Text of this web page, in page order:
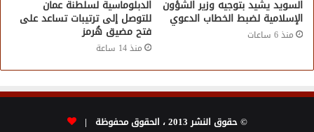
السويد يشيد بتوجيه وزير الشؤون
الإسلامية لضبط الخطاب الدعوي
منذ 6 ساعات
الدبلوماسية لسلطنة عمان
للتوصل إلى ترتيبات تساعد على
فتح مضيق هُرمز
منذ 14 ساعة
© حقوق النشر 2013 ، الحقوق محفوظة |